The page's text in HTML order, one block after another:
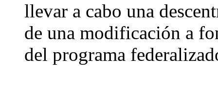
llevar a cabo una
de una modificación a
del programa